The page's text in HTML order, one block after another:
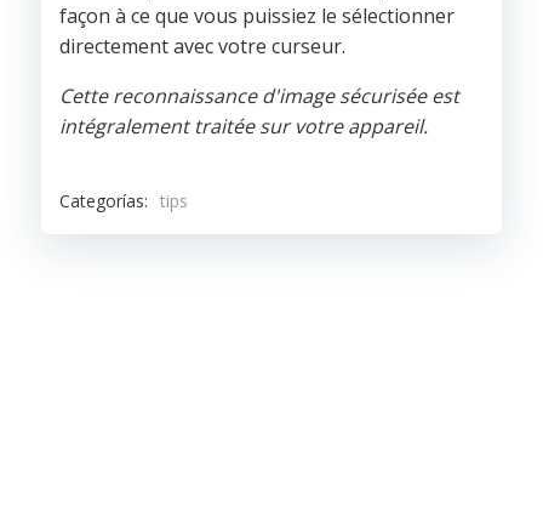
façon à ce que vous puissiez le sélectionner
directement avec votre curseur.
Cette reconnaissance d'image sécurisée est
intégralement traitée sur votre appareil.
Categorías: tips